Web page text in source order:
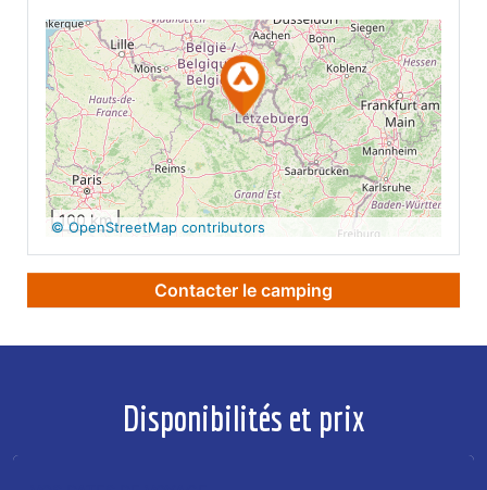
Voir sur Google
Maps
100 km
© OpenStreetMap contributors
Contacter le camping
Disponibilités et prix